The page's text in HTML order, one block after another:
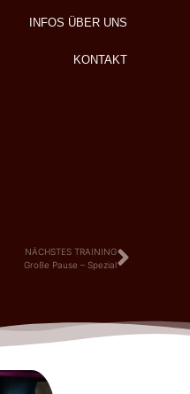
INFOS ÜBER UNS
KONTAKT
NÄCHSTES TRAINING
Große Pause – Spezial